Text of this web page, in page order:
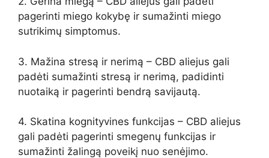
pagerinti miego kokybę ir sumažinti miego
sutrikimų simptomus.
3. Mažina stresą ir nerimą – CBD aliejus gali
padėti sumažinti stresą ir nerimą, padidinti
nuotaiką ir pagerinti bendrą savijautą.
4. Skatina kognityvines funkcijas – CBD aliejus
gali padėti pagerinti smegenų funkcijas ir
sumažinti žalingą poveikį nuo senėjimo.